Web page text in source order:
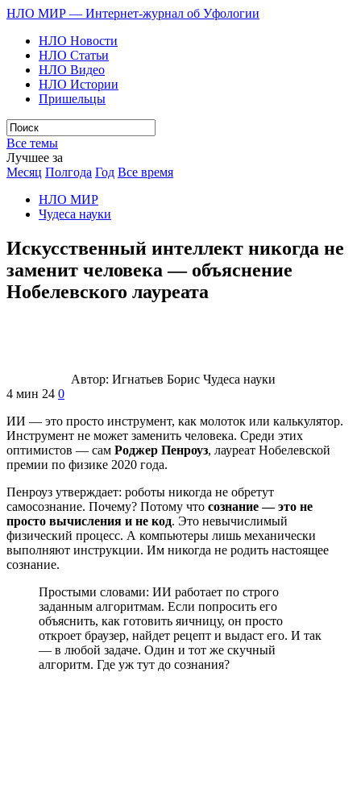
НЛО МИР — Интернет-журнал об Уфологии
НЛО Новости
НЛО Статьи
НЛО Видео
НЛО Истории
Пришельцы
Все темы
Лучшее за
Месяц Полгода Год Все время
НЛО МИР
Чудеса науки
Искусственный интеллект никогда не
заменит человека — объяснение
Нобелевского лауреата
Автор: Игнатьев Борис Чудеса науки
4 мин 24 0
ИИ — это просто инструмент, как молоток или калькулятор.
Инструмент не может заменить человека. Среди этих
оптимистов — сам Роджер Пенроуз, лауреат Нобелевской
премии по физике 2020 года.
Пенроуз утверждает: роботы никогда не обретут
самосознание. Почему? Потому что сознание — это не
просто вычисления и не код. Это невычислимый
физический процесс. А компьютеры лишь механически
выполняют инструкции. Им никогда не родить настоящее
сознание.
Простыми словами: ИИ работает по строго
заданным алгоритмам. Если попросить его
объяснить, как готовить яичницу, он просто
откроет браузер, найдет рецепт и выдаст его. И так
— в любой задаче. Один и тот же скучный
алгоритм. Где уж тут до сознания?